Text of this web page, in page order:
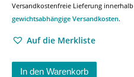
Versandkostenfreie Lieferung
gewichtsabhängige Versandkosten.
Auf die Merkliste
In den Warenkorb